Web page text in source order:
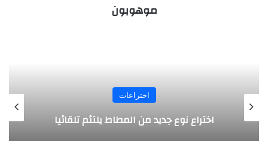
موهوبون
روبوت جديد لاستكشاف أعماق